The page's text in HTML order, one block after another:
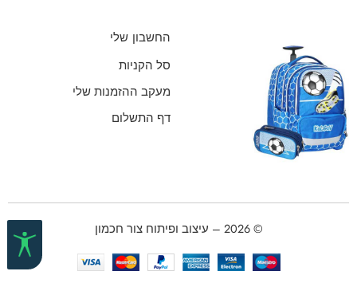
החשבון שלי
סל הקניות
מעקב ההזמנות שלי
דף התשלום
© 2026 – עיצוב ופיתוח צור חכמון